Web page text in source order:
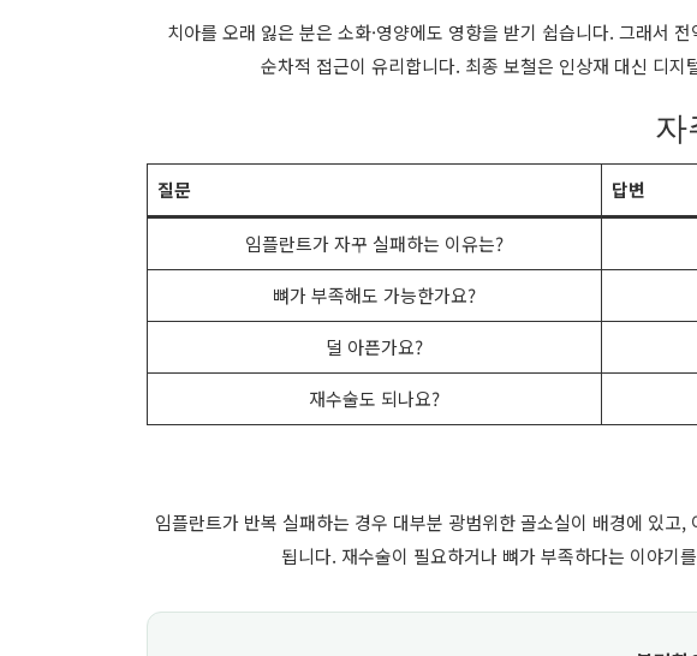
치아를 오래 잃은 분은 소화·영양에도 영향을 받기 쉽습니다. 그래서
순차적 접근이 유리합니다. 최종 보철은 인상재 대신 디
자
질문 답변
임플란트가 자꾸 실패하는 이유는?
뼈가 부족해도 가능한가요?
덜 아픈가요?
재수술도 되나요?
임플란트가 반복 실패하는 경우 대부분 광범위한 골소실이 배경에 있
됩니다. 재수술이 필요하거나 뼈가 부족하다는 이야기